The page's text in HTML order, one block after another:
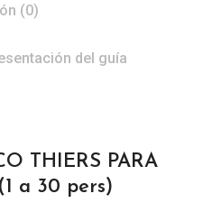
(0)
del guía
THIERS PARA
a 30 pers)